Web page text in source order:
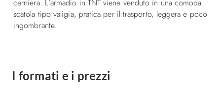
cerniera. L’armadio in TNT viene venduto in una comoda
scatola tipo valigia, pratica per il trasporto, leggera e poco
ingombrante.
I formati e i prezzi